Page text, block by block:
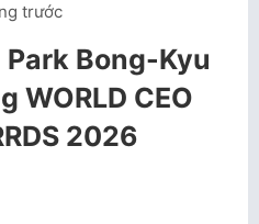
trước
Bong-Kyu
WORLD CEO
2026